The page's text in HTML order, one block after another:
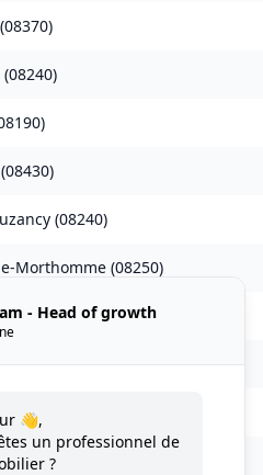
(08370)
(08240)
)
(08430)
(08240)
Morthomme (08250)
)
des-Dames(08240)
)
Meuse
- Head of growth
👋,
un professionnel de
?